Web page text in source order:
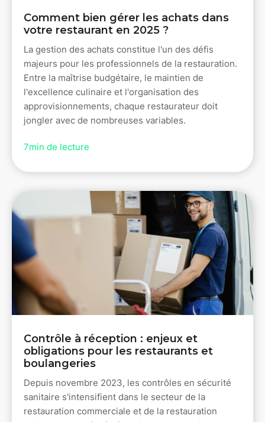
Comment bien gérer les achats dans
votre restaurant en 2025 ?
La gestion des achats constitue l'un des défis
majeurs pour les professionnels de la restauration.
Entre la maîtrise budgétaire, le maintien de
l'excellence culinaire et l'organisation des
approvisionnements, chaque restaurateur doit
jongler avec de nombreuses variables.
7min de lecture
Contrôle à réception : enjeux et
obligations pour les restaurants et
boulangeries
Depuis novembre 2023, les contrôles en sécurité
sanitaire s'intensifient dans le secteur de la
restauration commerciale et de la restauration